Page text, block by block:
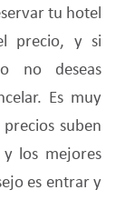
tu hotel
precio, y si
no deseas
Es muy
suben
los mejores
es entrar y